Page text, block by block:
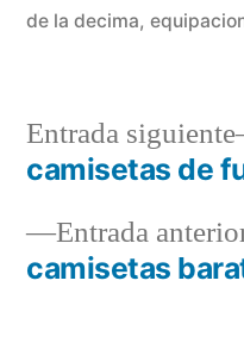
de la decima,
deEntrada
camisetas
Entrada siguiente
camisetas de